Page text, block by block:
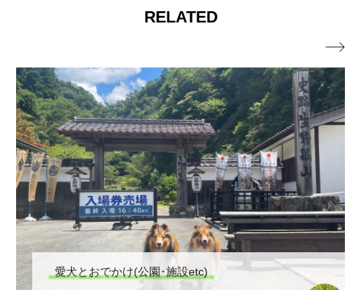
RELATED
愛犬とおでかけ(公園･施設etc)
